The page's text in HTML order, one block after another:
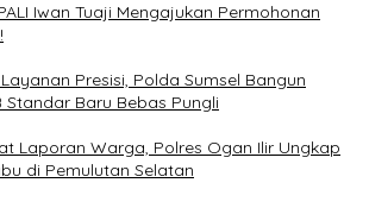
Iwan Tuaji Mengajukan Permohonan
Presisi, Polda Sumsel Bangun
Standar Baru Bebas Pungli
Laporan Warga, Polres Ogan Ilir Ungkap
di Pemulutan Selatan